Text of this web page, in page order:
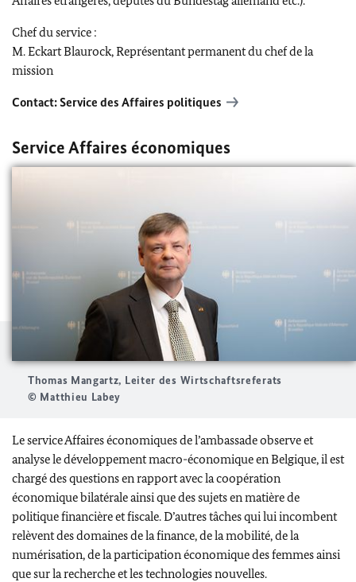
Chef du service :
M. Eckart Blaurock, Représentant permanent du chef de la
mission
Contact: Service des Affaires politiques
Service Affaires économiques
Thomas Mangartz, Leiter des Wirtschaftsreferats
© Matthieu Labey
Le service Affaires économiques de l’ambassade observe et
analyse le développement macro-économique en Belgique, il est
chargé des questions en rapport avec la coopération
économique bilatérale ainsi que des sujets en matière de
politique financière et fiscale. D’autres tâches qui lui incombent
relèvent des domaines de la finance, de la mobilité, de la
numérisation, de la participation économique des femmes ainsi
que sur la recherche et les technologies nouvelles.